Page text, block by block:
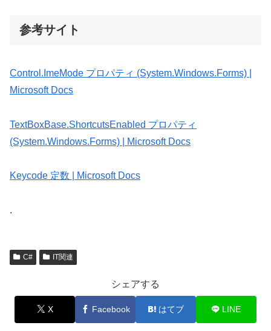
参考サイト
Control.ImeMode プロパティ (System.Windows.Forms) |
Microsoft Docs
TextBoxBase.ShortcutsEnabled プロパティ
(System.Windows.Forms) | Microsoft Docs
Keycode 定数 | Microsoft Docs
.
C# IT関連
シェアする
X Facebook はてブ LINE